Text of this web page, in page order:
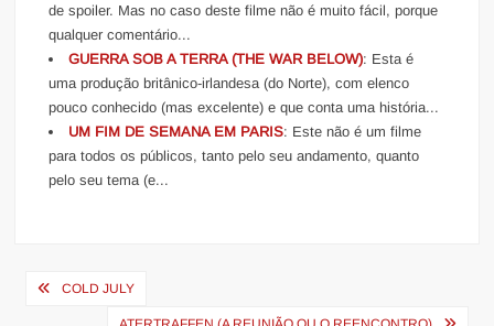
de spoiler. Mas no caso deste filme não é muito fácil, porque
qualquer comentário...
GUERRA SOB A TERRA (THE WAR BELOW): Esta é
uma produção britânico-irlandesa (do Norte), com elenco
pouco conhecido (mas excelente) e que conta uma história...
UM FIM DE SEMANA EM PARIS: Este não é um filme
para todos os públicos, tanto pelo seu andamento, quanto
pelo seu tema (e...
Navegação
COLD JULY